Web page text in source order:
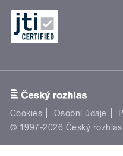
Cookies Osobní údaje
© 1997-2026 Český rozhlas